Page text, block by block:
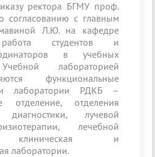
ректора БГМУ проф.
согласованию с главным
Л.Ю. на кафедре
работа студентов и
в учебных
лабораторией
функциональные
и лаборатории РДКБ –
отделение, отделения
диагностики, лучевой
лечебной
клиническая и
лаборатории.